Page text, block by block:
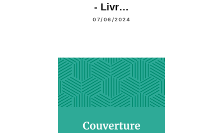
- Livr…
07/06/2024